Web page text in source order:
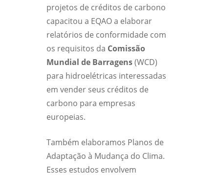
projetos de créditos de carbono
capacitou a EQAO a elaborar
relatórios de conformidade com
os requisitos da Comissão
Mundial de Barragens(WCD)
para hidroelétricas interessadas
em vender seus créditos de
carbono para empresas
europeias.
Também elaboramos Planos de
Adaptação à Mudança do Clima.
Esses estudos envolvem